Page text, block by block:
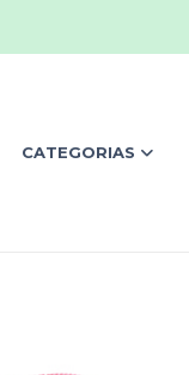
CATEGORIAS